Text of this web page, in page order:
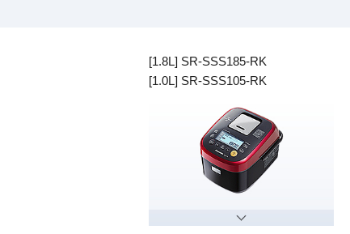
[1.8L] SR-SSS185-RK
[1.0L] SR-SSS105-RK